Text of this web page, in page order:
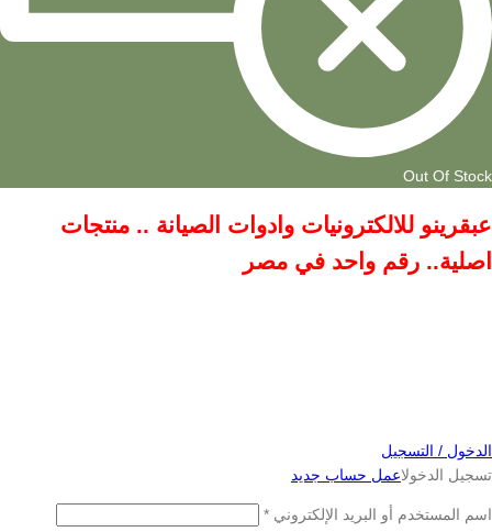
Out Of Stock
عبقرينو للالكترونيات وادوات الصيانة .. منتجات
اصلية.. رقم واحد في مصر
الدخول / التسجيل
تسجيل الدخولاعمل حساب جديد
اسم المستخدم أو البريد الإلكتروني *